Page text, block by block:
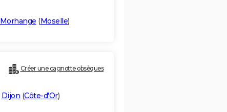
Morhange (Moselle)
Créer une cagnotte obsèques
Dijon (Côte-d'Or)